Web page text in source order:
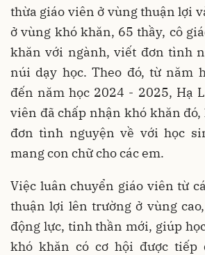
thừa giáo viên ở vùng thuận lợi
ở vùng khó khăn, 65 thầy, cô
khăn với ngành, viết đơn tình
núi dạy học. Theo đó, từ năm
đến năm học 2024 - 2025, Hạ
viên đã chấp nhận khó khăn
đơn tình nguyện về với học
mang con chữ cho các em.
Việc luân chuyển giáo viên từ
thuận lợi lên trường ở vùng
động lực, tinh thần mới, giúp
khó khăn có cơ hội được tiếp